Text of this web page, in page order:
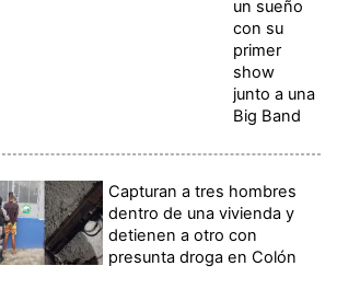
un sueño
con su
primer
show
junto a una
Big Band
Capturan a tres hombres
dentro de una vivienda y
detienen a otro con
presunta droga en Colón